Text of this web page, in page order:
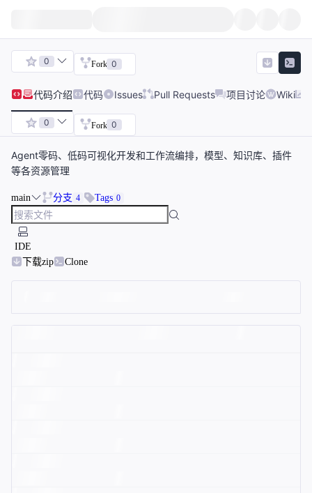
0 Fork 0
代码介绍 代码 Issues Pull Requests 项目讨论 Wiki
0 Fork 0
Agent零码、低码可视化开发和工作流编排，模型、知识库、插件
等各资源管理
main 分支 4 Tags 0
IDE
下载zip
Clone